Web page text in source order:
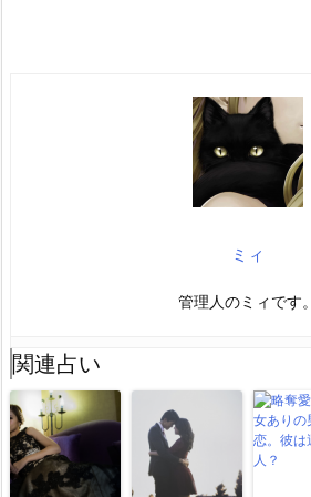
ミィ
管理人のミィです。
関連占い